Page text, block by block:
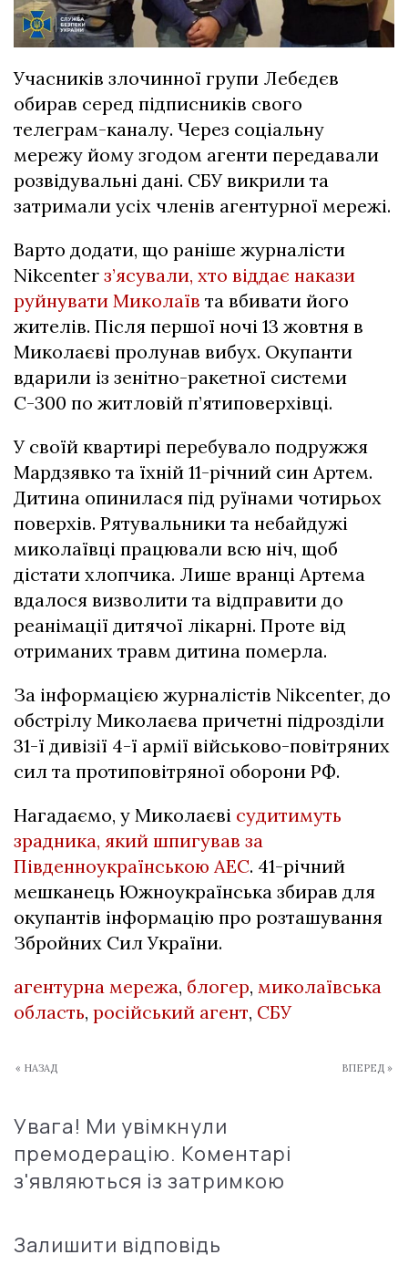
Учасників злочинної групи Лебєдєв
обирав серед підписників свого
телеграм-каналу. Через соціальну
мережу йому згодом агенти передавали
розвідувальні дані. СБУ викрили та
затримали усіх членів агентурної мережі.
Варто додати, що раніше журналісти
Nikcenter з’ясували, хто віддає накази
руйнувати Миколаїв та вбивати його
жителів. Після першої ночі 13 жовтня в
Миколаєві пролунав вибух. Окупанти
вдарили із зенітно-ракетної системи
С-300 по житловій п’ятиповерхівці.
У своїй квартирі перебувало подружжя
Мардзявко та їхній 11-річний син Артем.
Дитина опинилася під руїнами чотирьох
поверхів. Рятувальники та небайдужі
миколаївці працювали всю ніч, щоб
дістати хлопчика. Лише вранці Артема
вдалося визволити та відправити до
реанімації дитячої лікарні. Проте від
отриманих травм дитина померла.
За інформацією журналістів Nikcenter, до
обстрілу Миколаєва причетні підрозділи
31-ї дивізії 4-ї армії військово-повітряних
сил та протиповітряної оборони РФ.
Нагадаємо, у Миколаєві судитимуть
зрадника, який шпигував за
Південноукраїнською АЕС. 41-річний
мешканець Южноукраїнська збирав для
окупантів інформацію про розташування
Збройних Сил України.
агентурна мережа, блогер, миколаївська
область, російський агент, СБУ
« НАЗАД ВПЕРЕД »
Увага! Ми увімкнули
премодерацію. Коментарі
з'являються із затримкою
Залишити відповідь